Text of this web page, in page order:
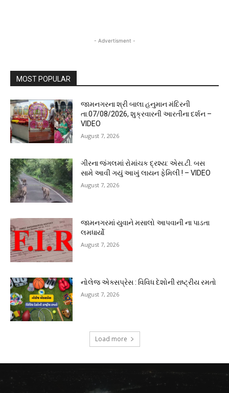
- Advertisment -
MOST POPULAR
જામનગરના શ્રી બાલા હનુમાન મંદિરની
તા.07/08/2026, શુક્રવારની આરતીના દર્શન –
VIDEO
August 7, 2026
ગીરના જંગલમાં રોમાંચક દ્રશ્ય: એસ.ટી. બસ
સામે આવી ગયું આખું લાયન ફેમિલી ! – VIDEO
August 7, 2026
જામનગરમાં યુવાને મસાલો આપવાની ના પાડતા
લમધાર્યો
August 7, 2026
નોલેજ એક્સપ્રેસ : વિવિધ દેશોની રાષ્ટ્રીય રમતો
August 7, 2026
Load more